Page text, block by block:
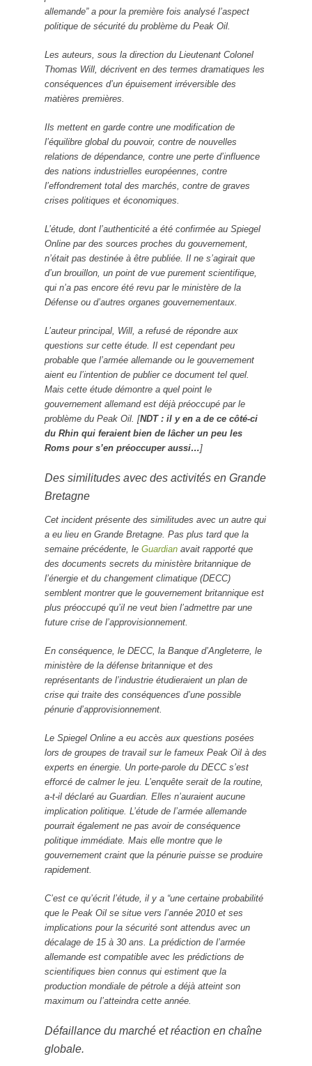
allemande” a pour la première fois analysé l’aspect
politique de sécurité du problème du Peak Oil.
Les auteurs, sous la direction du Lieutenant Colonel
Thomas Will, décrivent en des termes dramatiques les
conséquences d’un épuisement irréversible des
matières premières.
Ils mettent en garde contre une modification de
l’équilibre global du pouvoir, contre de nouvelles
relations de dépendance, contre une perte d’influence
des nations industrielles européennes, contre
l’effondrement total des marchés, contre de graves
crises politiques et économiques.
L’étude, dont l’authenticité a été confirmée au Spiegel
Online par des sources proches du gouvernement,
n’était pas destinée à être publiée. Il ne s’agirait que
d’un brouillon, un point de vue purement scientifique,
qui n’a pas encore été revu par le ministère de la
Défense ou d’autres organes gouvernementaux.
L’auteur principal, Will, a refusé de répondre aux
questions sur cette étude. Il est cependant peu
probable que l’armée allemande ou le gouvernement
aient eu l’intention de publier ce document tel quel.
Mais cette étude démontre a quel point le
gouvernement allemand est déjà préoccupé par le
problème du Peak Oil. [NDT : il y en a de ce côté-ci
du Rhin qui feraient bien de lâcher un peu les
Roms pour s’en préoccuper aussi…]
Des similitudes avec des activités en Grande
Bretagne
Cet incident présente des similitudes avec un autre qui
a eu lieu en Grande Bretagne. Pas plus tard que la
semaine précédente, le Guardian avait rapporté que
des documents secrets du ministère britannique de
l’énergie et du changement climatique (DECC)
semblent montrer que le gouvernement britannique est
plus préoccupé qu’il ne veut bien l’admettre par une
future crise de l’approvisionnement.
En conséquence, le DECC, la Banque d’Angleterre, le
ministère de la défense britannique et des
représentants de l’industrie étudieraient un plan de
crise qui traite des conséquences d’une possible
pénurie d’approvisionnement.
Le Spiegel Online a eu accès aux questions posées
lors de groupes de travail sur le fameux Peak Oil à des
experts en énergie. Un porte-parole du DECC s’est
efforcé de calmer le jeu. L’enquête serait de la routine,
a-t-il déclaré au Guardian. Elles n’auraient aucune
implication politique. L’étude de l’armée allemande
pourrait également ne pas avoir de conséquence
politique immédiate. Mais elle montre que le
gouvernement craint que la pénurie puisse se produire
rapidement.
C’est ce qu’écrit l’étude, il y a “une certaine probabilité
que le Peak Oil se situe vers l’année 2010 et ses
implications pour la sécurité sont attendus avec un
décalage de 15 à 30 ans. La prédiction de l’armée
allemande est compatible avec les prédictions de
scientifiques bien connus qui estiment que la
production mondiale de pétrole a déjà atteint son
maximum ou l’atteindra cette année.
Défaillance du marché et réaction en chaîne
globale.